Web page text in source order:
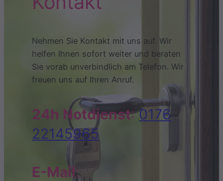
Nehmen Sie Kontakt mit uns auf. Wir
helfen Ihnen sofort weiter und beraten
Sie vorab unverbindlich am Telefon. Wir
freuen uns auf Ihren Anruf.
24h Notdienst:0176
22145965
E-Mail: